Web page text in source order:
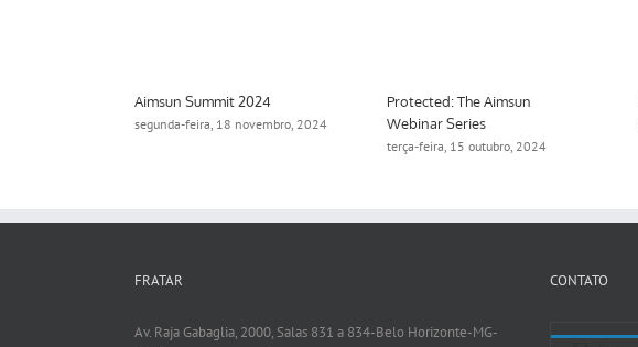
Aimsun Summit 2024
segunda-feira, 18 novembro, 2024
Protected: The Aimsun
Webinar Series
terça-feira, 15 outubro, 2024
FRATAR
Av. Raja Gabaglia, 2000, Salas 831 a 834-Belo Horizonte-MG-
CONTATO